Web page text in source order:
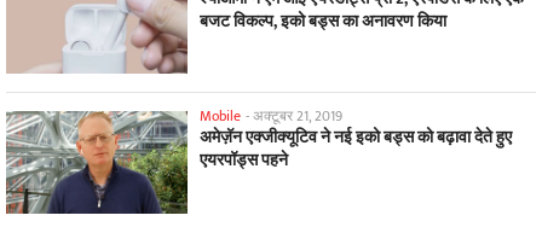
बजट विकल्प, इको बड्स का अनावरण किया
Mobile -अक्टूबर 21, 2019
अमेज़ॅन एक्जीक्यूटिव ने नई इको बड्स को बढ़ावा देते हुए
एयरपॉड्स पहने